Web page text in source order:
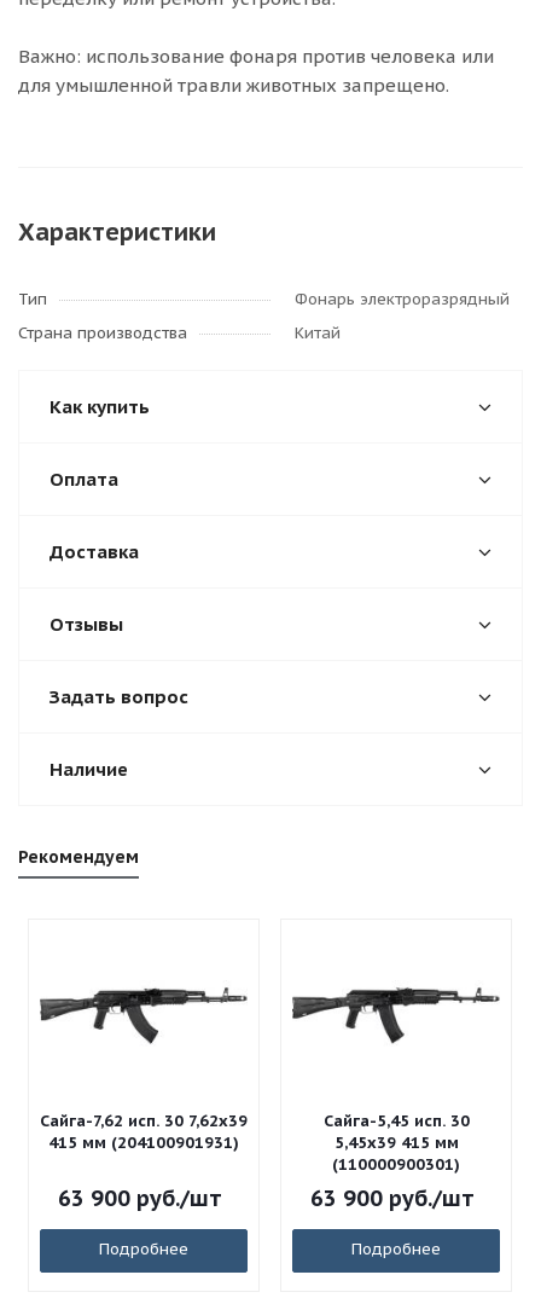
Важно: использование фонаря против человека или
для умышленной травли животных запрещено.
Характеристики
Тип
Фонарь электроразрядный
Страна производства
Китай
Как купить
Оплата
Доставка
Отзывы
Задать вопрос
Наличие
Рекомендуем
Сайга-7,62 исп. 30 7,62x39
415 мм (204100901931)
63 900руб./шт
Подробнее
Сайга-5,45 исп. 30
5,45x39 415 мм
(110000900301)
63 900руб./шт
Подробнее